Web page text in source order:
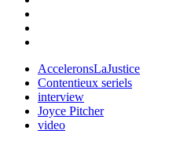
AcceleronsLaJustice
Contentieux seriels
interview
Joyce Pitcher
video